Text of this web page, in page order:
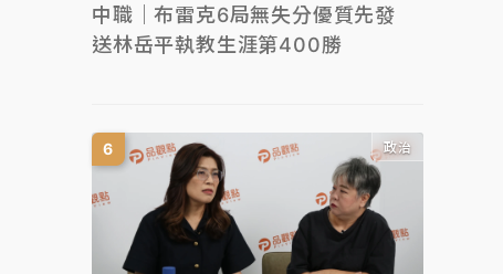
中職｜布雷克6局無失分優質先發
送林岳平執教生涯第400勝
政治